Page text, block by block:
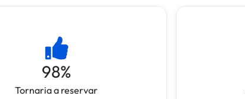
98%
Tornaria a reservar